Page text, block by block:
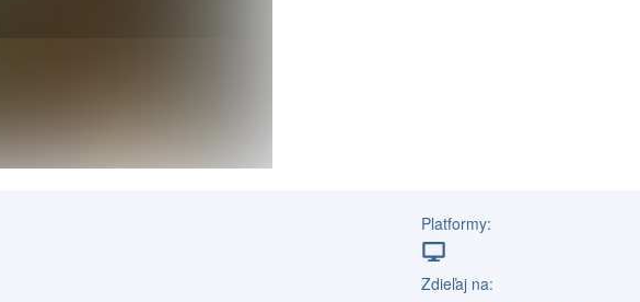
Platformy:
Zdieľaj na: